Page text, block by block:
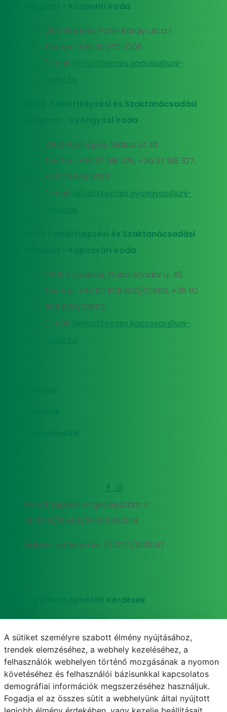
Központ - Központi iroda
2100 Gödöllő, Páter Károly utca 1.
Telefon: +36 30 272 0206
E-mail:
felnottkepzes.godollo@uni-
MATE Felnőttképzési és Szaktanácsadási
Központ - Gyöngyösi iroda
3200 Gyöngyös, Mátrai út 36.
Telefon: +36 37 518 326, +36 37 518 327,
+36 20 534 9789
E-mail:
felnottkepzes.gyongyos@uni-
MATE Felnőttképzési és Szaktanácsadási
Központ - Kaposvári iroda
7400 Kaposvár, Guba Sándor u. 40.
Telefon: +36 82 505 800/02656, +36 82
505 800/02652
E-mail:
felnottkepzes.kaposvar@uni-
Felnőttképzési engedélyszám: E-
000293/2014, E/2020/000248
Nyilvántartási szám: B/2020/003047
Gyakran Ismételt Kérdések
Adatkezelési tájékoztató
Süti (cookie) tájékoztató
E-mail Telefonkönyv NEPTUN E-learning
A sütiket személyre szabott élmény nyújtásához,
trendek elemzéséhez, a webhely kezeléséhez, a
felhasználók webhelyen történő mozgásának a nyomon
követéséhez és felhasználói bázisunkkal kapcsolatos
demográfiai információk megszerzéséhez használjuk.
Fogadja el az összes sütit a webhelyünk által nyújtott